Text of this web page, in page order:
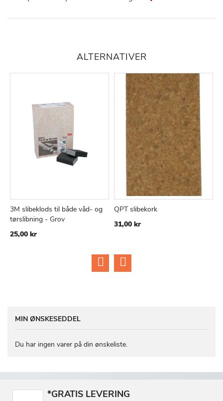
ALTERNATIVER
Læg i kurv
TILFØJSAMMENLIGN
3M slibeklods til både våd- og
tørslibning - Grov
25,00 kr
QPT slibekork
31,00 kr
MIN ØNSKESEDDEL
Du har ingen varer på din ønskeliste.
*GRATIS LEVERING